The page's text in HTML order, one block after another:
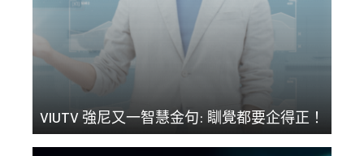
VIUTV 強尼又一智慧金句: 瞓覺都要企得正！